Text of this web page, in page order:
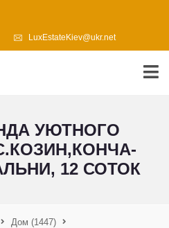
LuxEstateKiev@ukr.net
УЮТНОГО
12 СОТОК
Дом (1447)